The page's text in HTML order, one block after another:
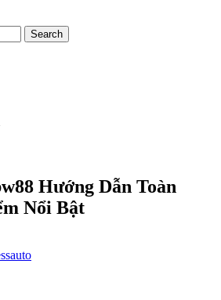
Search
Hướng Dẫn Toàn
Nổi Bật